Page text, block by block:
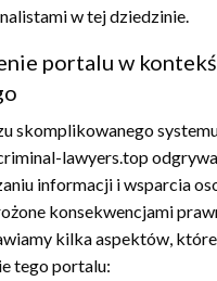
w tej dziedzinie.
portalu w
skomplikowanego
lawyers.top
informacji i wsparcia
konsekwencjami
kilka aspektów,
tego portalu: